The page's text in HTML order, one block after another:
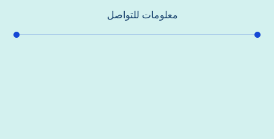
معلومات للتواصل